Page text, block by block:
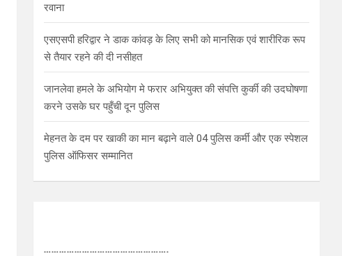
रवाना
एसएसपी हरिद्वार ने डाक कांवड़ के लिए सभी को मानसिक एवं शारीरिक रूप
से तैयार रहने की दी नसीहत
जानलेवा हमले के अभियोग मे फरार अभियुक्त की संपत्ति कुर्की की उदघोषणा
करने उसके घर पहुँची दून पुलिस
मेहनत के दम पर खाकी का मान बढ़ाने वाले 04 पुलिस कर्मी और एक स्पेशल
पुलिस ऑफिसर सम्मानित
………………………………………….